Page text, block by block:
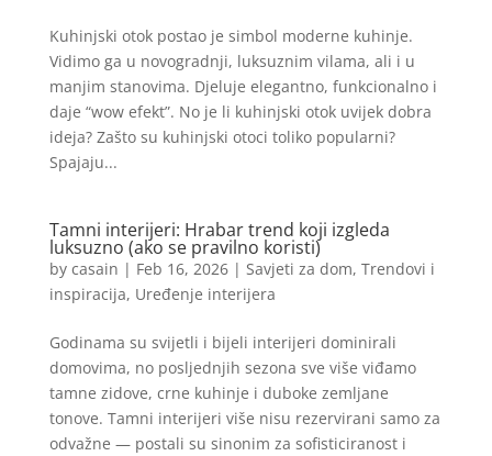
Kuhinjski otok postao je simbol moderne kuhinje.
Vidimo ga u novogradnji, luksuznim vilama, ali i u
manjim stanovima. Djeluje elegantno, funkcionalno i
daje “wow efekt”. No je li kuhinjski otok uvijek dobra
ideja? Zašto su kuhinjski otoci toliko popularni?
Spajaju...
Tamni interijeri: Hrabar trend koji izgleda
luksuzno (ako se pravilno koristi)
by casain | Feb 16, 2026| Savjeti za dom, Trendovi i
inspiracija, Uređenje interijera
Godinama su svijetli i bijeli interijeri dominirali
domovima, no posljednjih sezona sve više viđamo
tamne zidove, crne kuhinje i duboke zemljane
tonove. Tamni interijeri više nisu rezervirani samo za
odvažne — postali su sinonim za sofisticiranost i